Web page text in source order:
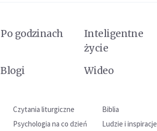
Po godzinach
Inteligentne
życie
Blogi Wideo
Czytania liturgiczne
Biblia
Psychologia na co dzień Ludzie i inspiracje